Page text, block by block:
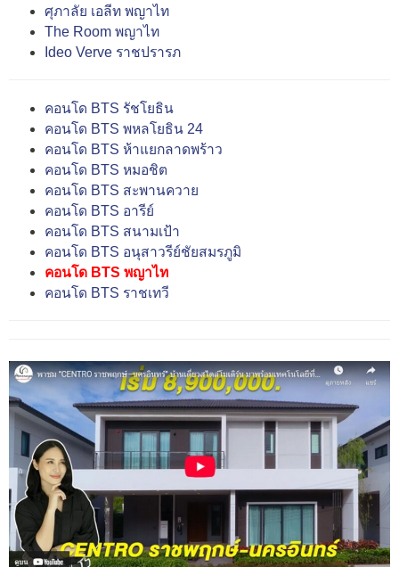
ศุภาลัย เอลีท พญาไท
The Room พญาไท
Ideo Verve ราชปรารภ
คอนโด BTS รัชโยธิน
คอนโด BTS พหลโยธิน 24
คอนโด BTS ห้าแยกลาดพร้าว
คอนโด BTS หมอชิต
คอนโด BTS สะพานควาย
คอนโด BTS อารีย์
คอนโด BTS สนามเป้า
คอนโด BTS อนุสาวรีย์ชัยสมรภูมิ
คอนโด BTS พญาไท
คอนโด BTS ราชเทวี